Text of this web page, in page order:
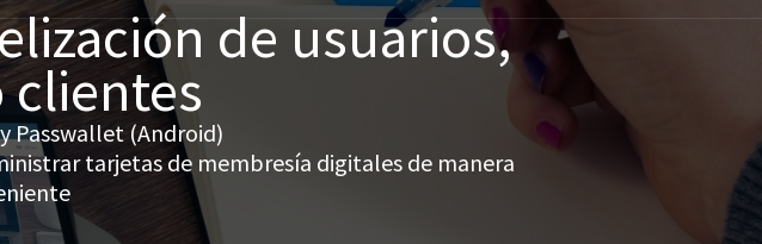
de usuarios,
Passwallet (Android)
tarjetas de membresía digitales de manera